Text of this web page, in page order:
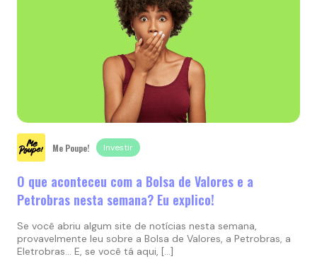
Me Poupe! Investir
O que aconteceu com a Bolsa de Valores e a
Petrobras nesta semana? Eu explico!
Se você abriu algum site de notícias nesta semana,
provavelmente leu sobre a Bolsa de Valores, a Petrobras, a
Eletrobras… E, se você tá aqui, […]